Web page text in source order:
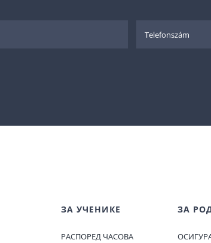
ЗА УЧЕНИКЕ
РАСПОРЕД ЧАСОВА
ЗА